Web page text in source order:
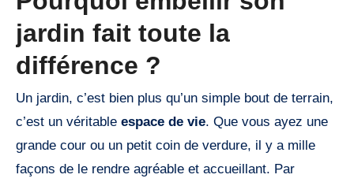
jardin fait toute la
différence ?
Un jardin, c’est bien plus qu’un simple bout de terrain,
c’est un véritable espace de vie. Que vous ayez une
grande cour ou un petit coin de verdure, il y a mille
façons de le rendre agréable et accueillant. Par